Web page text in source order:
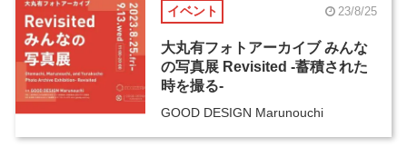
コラム イベント 23/8/25
大丸有フォトアーカイブ みんな
の写真展 Revisited -蓄積された
時を撮る-
GOOD DESIGN Marunouchi